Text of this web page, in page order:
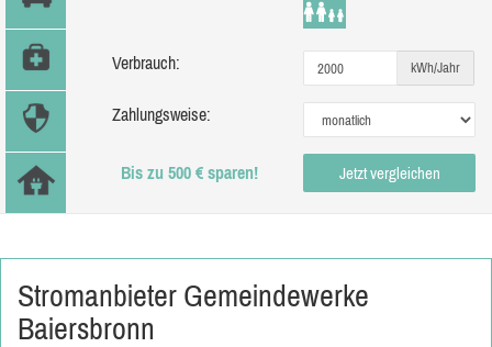
Verbrauch: kWh/Jahr
Zahlungsweise:
Bis zu 500 € sparen! Jetzt vergleichen
Stromanbieter Gemeindewerke
Baiersbronn